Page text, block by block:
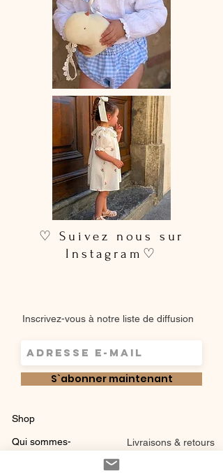
♡ Suivez nous sur
Instagram♡
Inscrivez-vous à notre liste de diffusion
S`abonner maintenant
Shop
Qui sommes-
instagram
Livraisons & retours